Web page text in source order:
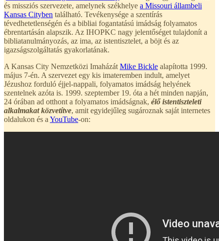
és missziós szervezete, amelynek székhelye a Missouri állambeli
Kansas Cityben található. Tevékenysége a szentírás
tévedhetetlenségén és a bibliai fogantatású imádság folyamatos
ébrentartásán alapszik. Az IHOPKC nagy jelentőséget tulajdonít a
bibliatanulmányozás, az ima, az istentisztelet, a böjt és az
igazságszolgáltatás gyakorlatának.
A Kansas City Nemzetközi Imaházát Mike Bickle alapította 1999.
május 7-én. A szervezet egy kis imateremben indult, amelyet
Jézushoz forduló éjjel-nappali, folyamatos imádság helyének
szentelnek azóta is. 1999. szeptember 19. óta a hét minden napján,
24 órában ad otthont a folyamatos imádságnak, élő istentiszteleti
alkalmakat közvetítve, amit egyidejűleg sugároznak saját internetes
oldalukon és a YouTube-on: